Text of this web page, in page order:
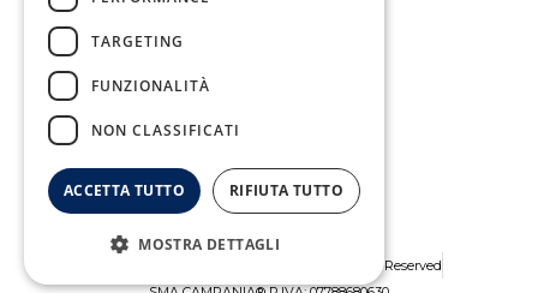
0823/322550
Copyright © 2026 SMA Campania - All Rights Reserved
TARGETING
FUNZIONALITÀ
NON CLASSIFICATI
ACCETTA TUTTO RIFIUTA TUTTO
MOSTRA DETTAGLI